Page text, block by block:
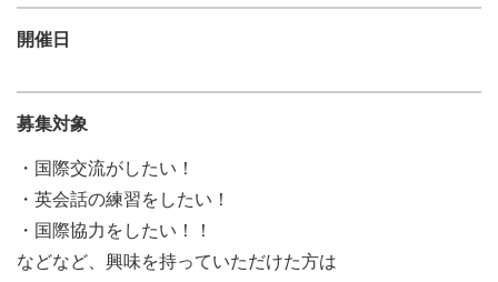
開催日
募集対象
・国際交流がしたい！
・英会話の練習をしたい！
・国際協力をしたい！！
などなど、興味を持っていただけた方は